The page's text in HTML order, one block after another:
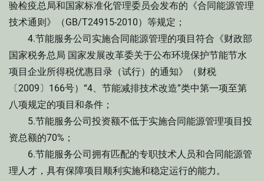
验检疫总局和国家标准化管理委员会发布的《合同能源管理
技术通则》（GB/T24915-2010）等规定；
4.节能服务公司实施合同能源管理的项目符合《财政部
国家税务总局 国家发展改革委关于公布环境保护节能节水
项目企业所得税优惠目录（试行）的通知》（财税
〔2009〕166号）“4、节能减排技术改造”类中第一项至第
八项规定的项目和条件；
5.节能服务公司投资额不低于实施合同能源管理项目投
资总额的70%；
6.节能服务公司拥有匹配的专职技术人员和合同能源管
理人才，具有保障项目顺利实施和稳定运行的能力。